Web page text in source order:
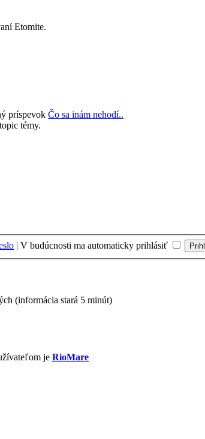
Etomite.
Čo sa inám nehodí..
témy.
| V budúcnosti ma automaticky prihlásiť
(informácia stará 5 minút)
je RioMare